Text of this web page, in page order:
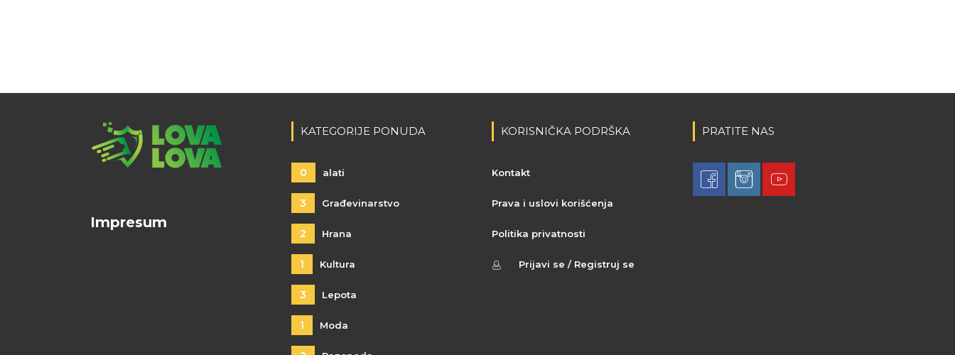
Impresum
KATEGORIJE PONUDA
0 alati
3 Građevinarstvo
2 Hrana
1 Kultura
3 Lepota
1 Moda
KORISNIČKA PODRŠKA
Kontakt
Prava i uslovi korišćenja
Politika privatnosti
Prijavi se / Registruj se
PRATITE NAS